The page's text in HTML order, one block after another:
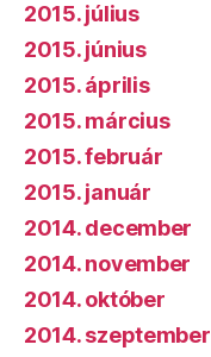
2015. július
2015. június
2015. április
2015. március
2015. február
2015. január
2014. december
2014. november
2014. október
2014. szeptember